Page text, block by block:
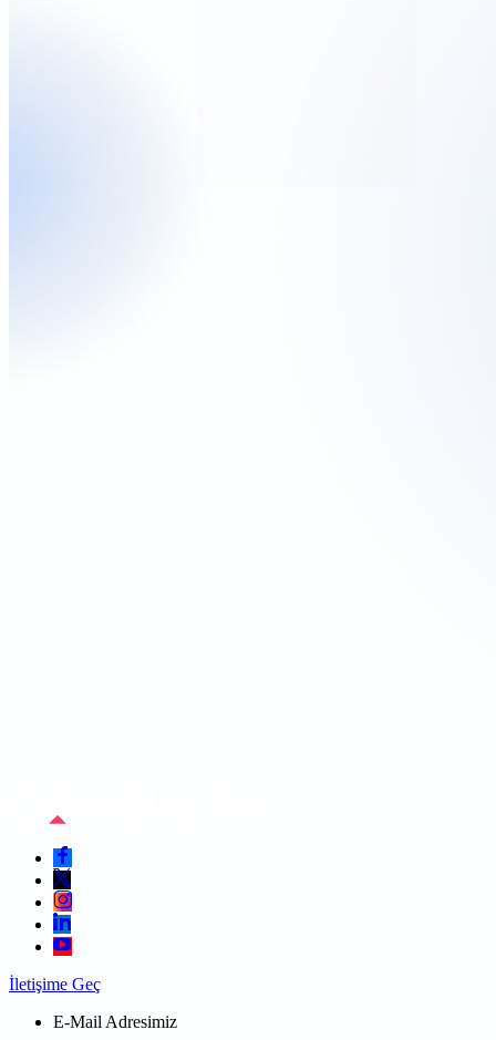
İletişime Geç
E-Mail Adresimiz